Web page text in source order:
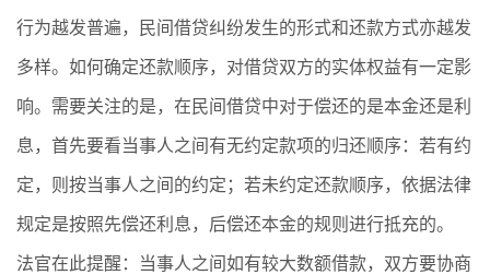
行为越发普遍，民间借贷纠纷发生的形式和还款方式亦越发
多样。如何确定还款顺序，对借贷双方的实体权益有一定影
响。需要关注的是，在民间借贷中对于偿还的是本金还是利
息，首先要看当事人之间有无约定款项的归还顺序：若有约
定，则按当事人之间的约定；若未约定还款顺序，依据法律
规定是按照先偿还利息，后偿还本金的规则进行抵充的。
法官在此提醒：当事人之间如有较大数额借款，双方要协商